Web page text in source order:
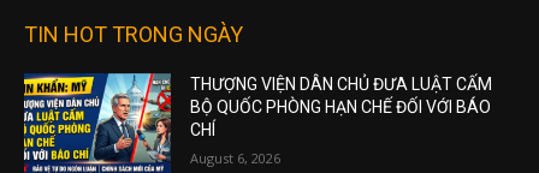
TIN HOT TRONG NGÀY
THƯỢNG VIỆN DÂN CHỦ ĐƯA LUẬT CẤM
BỘ QUỐC PHÒNG HẠN CHẾ ĐỐI VỚI BÁO
CHÍ
August 6, 2026